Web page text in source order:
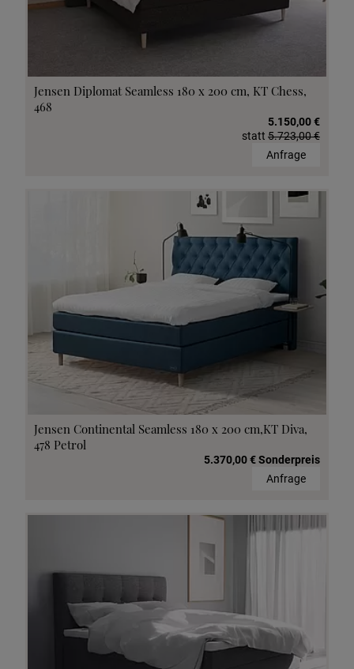
Jensen Diplomat Seamless 180 x 200 cm, KT Chess,
468
5.150,00 €
statt 5.723,00 €
Anfrage
Jensen Continental Seamless 180 x 200 cm,KT Diva,
478 Petrol
5.370,00 € Sonderpreis
Anfrage